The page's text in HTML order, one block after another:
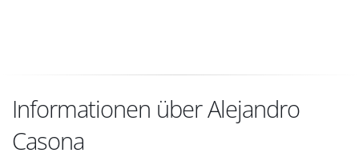
Informationen über Alejandro
Casona